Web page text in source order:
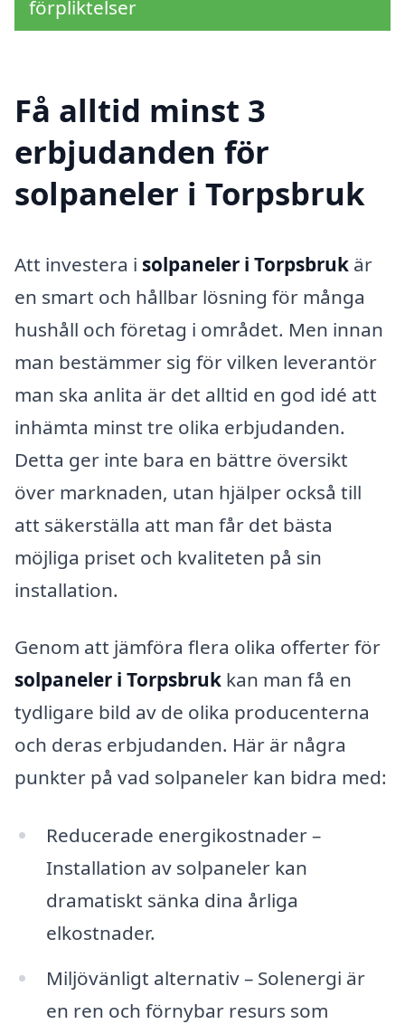
förpliktelser
Få alltid minst 3
erbjudanden för
solpaneler i Torpsbruk
Att investera i solpaneler i Torpsbruk är
en smart och hållbar lösning för många
hushåll och företag i området. Men innan
man bestämmer sig för vilken leverantör
man ska anlita är det alltid en god idé att
in­hämta minst tre olika erbjudanden.
Detta ger inte bara en bättre översikt
över marknaden, utan hjälper också till
att säkerställa att man får det bästa
möjliga priset och kvaliteten på sin
installation.
Genom att jämföra flera olika offerter för
solpaneler i Torpsbruk kan man få en
tydligare bild av de olika producenterna
och deras erbjudanden. Här är några
punkter på vad solpaneler kan bidra med:
Reducerade energikostnader –
Installation av solpaneler kan
dramatiskt sänka dina årliga
elkostnader.
Miljövänligt alternativ – Solenergi är
en ren och förnybar resurs som